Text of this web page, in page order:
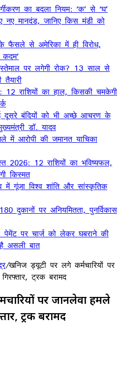
का बदला नियम: ‘क’ से ‘घ’
मानदंड, जानिए किस मंडी को
फैसले से अमेरिका में ही विरोध,
पर लगेगी रोक? 13 साल से
राशियों का हाल, किसकी चमकेगी
दूसरे बंदियों को भी अच्छे आचरण के
डॉ. यादव
में आरोपी की जमानत याचिका
12 राशियों का भविष्यफल,
किस्मत
में गूंजा विश्व शांति और सांस्कृतिक
दुकानों पर अनियमितता, पुनर्विकास
पर चार्ज को लेकर घबराने की
असली बात
/खनिज ड्यूटी पर लगे कर्मचारियों पर
ट्रक बरामद
पर जानलेवा हमले
ट्रक बरामद